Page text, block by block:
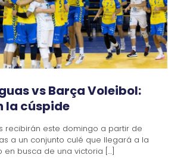
vs Barça Voleibol:
la cúspide
recibirán este domingo a partir de
a un conjunto culé que llegará a la
en busca de una victoria […]